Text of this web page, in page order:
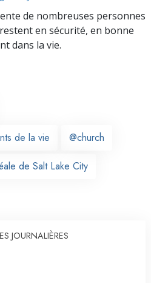
de nombreuses personnes
en sécurité, en bonne
dans la vie.
de la vie @church
de Salt Lake City
JOURNALIÈRES